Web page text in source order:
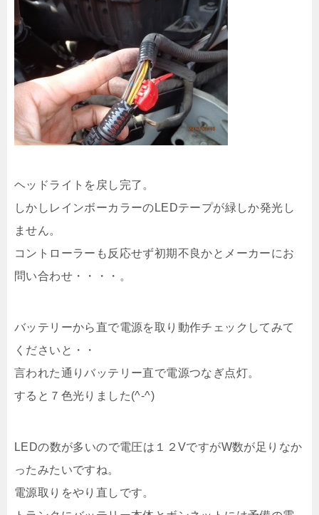
ヘッドライトを戻し完了。
しかしレインボーカラーのLEDテープが緑しか発光し
ません。
コントローラーも反応せず初期不良かとメーカーにお
問い合わせ・・・・。
バッテリーから直で電源を取り動作チェックしてみて
くださいと・・
言われた通りバッテリー直で電源つなぎ点灯。
すると７色光りました(^-^)
LEDの数が多いので電圧は１２VですがW数が足りなか
ったみたいですね。
電源取りをやり直しです。